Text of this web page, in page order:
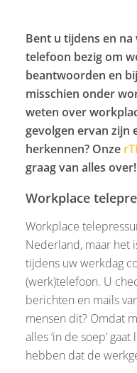
Bent u tijdens en
telefoon bezig om
beantwoorden en
misschien onder
weten over
gevolgen ervan zijn
herkennen? Onze
graag van alles over!
Workplace
Workplace
Nederland, maar het
tijdens uw werkdag
(werk)telefoon. U
berichten en mails
mensen dit? Omdat
alles ‘in de soep’
hebben dat de